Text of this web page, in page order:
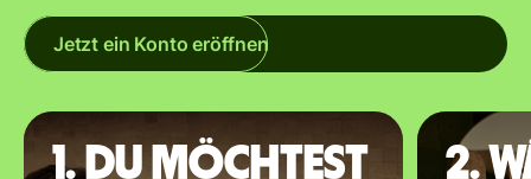
Jetzt ein Konto eröffnen
1. Du möchtest
2.